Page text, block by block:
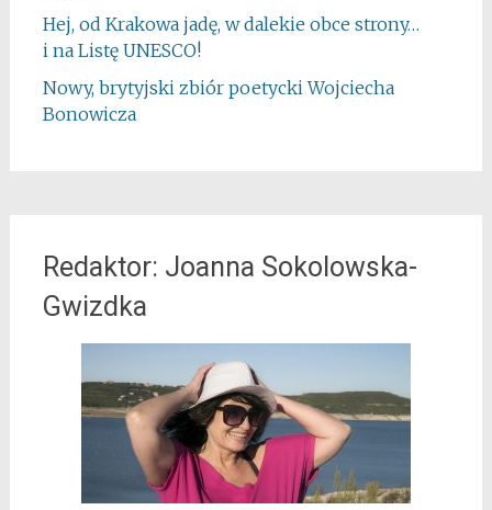
Hej, od Krakowa jadę, w dalekie obce strony…
i na Listę UNESCO!
Nowy, brytyjski zbiór poetycki Wojciecha
Bonowicza
Redaktor: Joanna Sokolowska-
Gwizdka